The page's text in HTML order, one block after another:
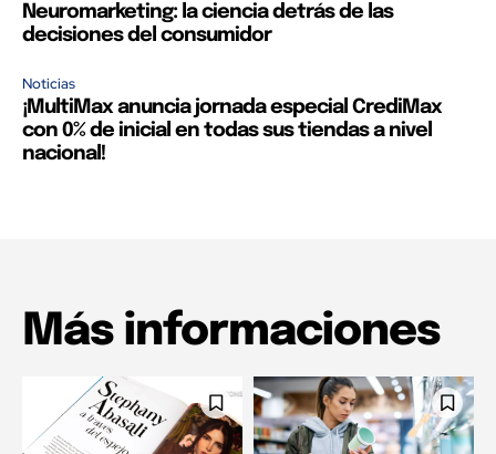
Neuromarketing: la ciencia detrás de las
decisiones del consumidor
Noticias
¡MultiMax anuncia jornada especial CrediMax
con 0% de inicial en todas sus tiendas a nivel
nacional!
Más informaciones